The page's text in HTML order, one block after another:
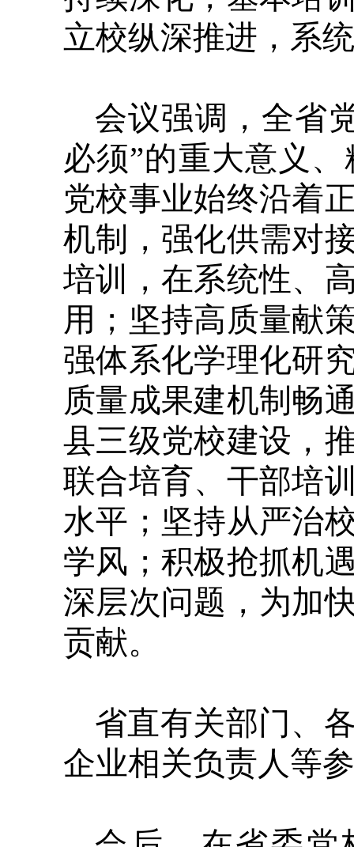
立校纵深推进，系
会议强调，全省
必须”的重大意义
党校事业始终沿着
机制，强化供需对
培训，在系统性、
用；坚持高质量献
强体系化学理化研
质量成果建机制畅
县三级党校建设，
联合培育、干部培
水平；坚持从严治
学风；积极抢抓机
深层次问题，为加
贡献。
省直有关部门、
企业相关负责人等